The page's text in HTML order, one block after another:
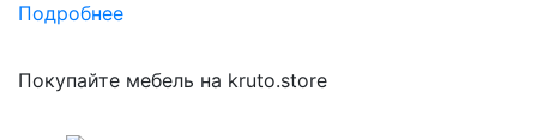
Подробнее
Покупайте мебель на kruto.store